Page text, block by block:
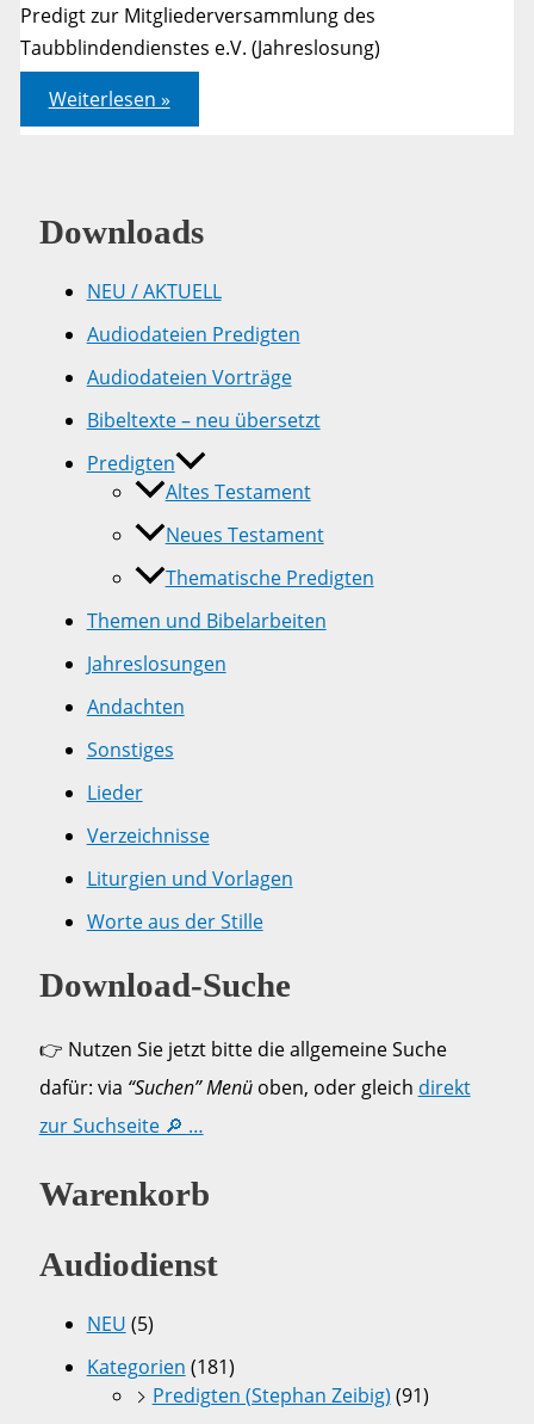
Predigt zur Mitgliederversammlung des
Taubblindendienstes e.V. (Jahreslosung)
Josua
01,1-
9
Weiterlesen »
Downloads
NEU / AKTUELL
Audiodateien Predigten
Audiodateien Vorträge
Bibeltexte – neu übersetzt
Predigten
Altes Testament
Neues Testament
Thematische Predigten
Themen und Bibelarbeiten
Jahreslosungen
Andachten
Sonstiges
Lieder
Verzeichnisse
Liturgien und Vorlagen
Worte aus der Stille
Download-Suche
👉 Nutzen Sie jetzt bitte die allgemeine Suche
dafür: via “Suchen” Menüoben, oder gleich direkt
zur Suchseite 🔎 …
Warenkorb
Audiodienst
NEU (5)
Kategorien (181)
Predigten (Stephan Zeibig) (91)